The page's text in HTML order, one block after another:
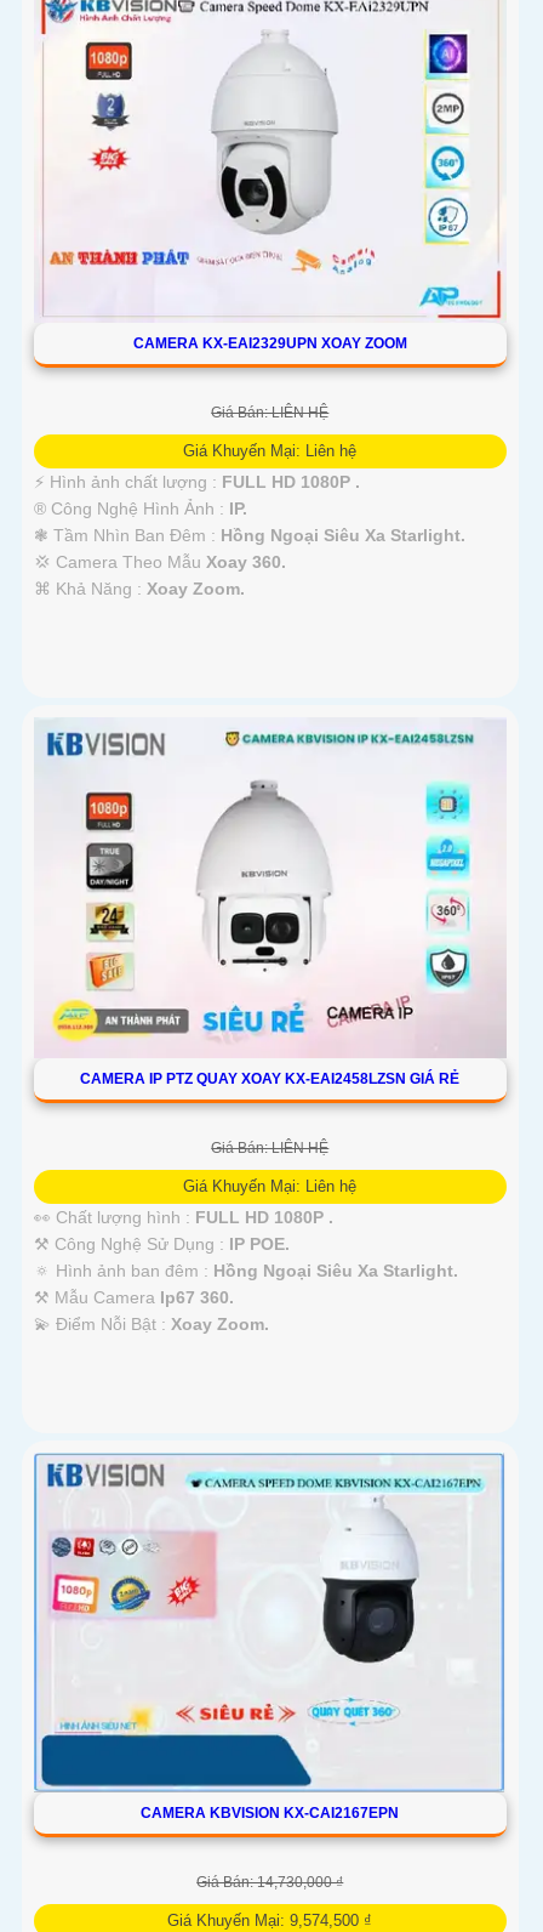
CAMERA KX-EAI2329UPN XOAY ZOOM
Giá Bán: LIÊN HỆ
Giá Khuyến Mại: Liên hệ
️⚡ Hình ảnh chất lượng : FULL HD 1080P .
®️ Công Nghệ Hình Ảnh : IP.
❃ Tầm Nhìn Ban Đêm : Hồng Ngoại Siêu Xa Starlight.
💢 Camera Theo Mẫu Xoay 360.
️⌘ Khả Năng : Xoay Zoom.
CAMERA IP PTZ QUAY XOAY KX-EAI2458LZSN GIÁ RẺ
Giá Bán: LIÊN HỆ
Giá Khuyến Mại: Liên hệ
👀 Chất lượng hình : FULL HD 1080P .
⚒ Công Nghệ Sử Dụng : IP POE.
🔅 Hình ảnh ban đêm : Hồng Ngoại Siêu Xa Starlight.
⚒ Mẫu Camera Ip67 360.
️💫 Điểm Nỗi Bật : Xoay Zoom.
CAMERA KBVISION KX-CAI2167EPN
Giá Bán: 14,730,000 ₫
Giá Khuyến Mại: 9,574,500 ₫